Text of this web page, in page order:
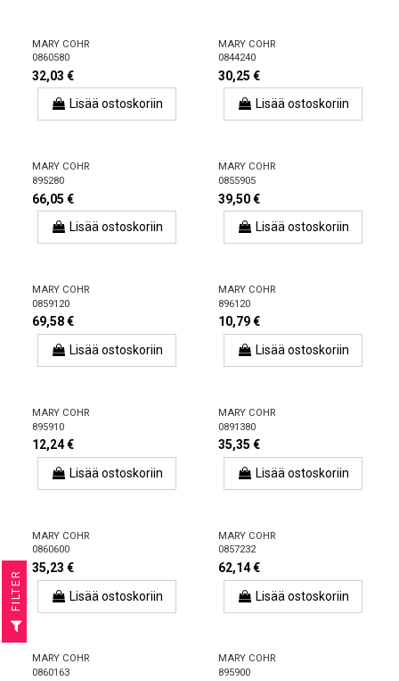
MARY COHR
0860580
32,03 €
Lisää ostoskoriin
MARY COHR
0844240
30,25 €
Lisää ostoskoriin
MARY COHR
895280
66,05 €
Lisää ostoskoriin
MARY COHR
0855905
39,50 €
Lisää ostoskoriin
MARY COHR
0859120
69,58 €
Lisää ostoskoriin
MARY COHR
896120
10,79 €
Lisää ostoskoriin
MARY COHR
895910
12,24 €
Lisää ostoskoriin
MARY COHR
0891380
35,35 €
Lisää ostoskoriin
MARY COHR
0860600
35,23 €
Lisää ostoskoriin
MARY COHR
0857232
62,14 €
Lisää ostoskoriin
MARY COHR
0860163
MARY COHR
895900
R